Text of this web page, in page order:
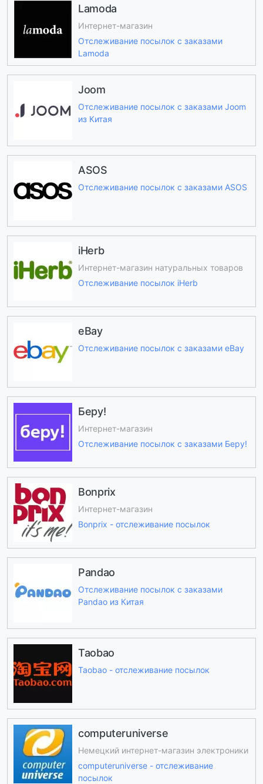
Lamoda
Интернет-магазин
Отслеживание посылок с заказами
Lamoda
Joom
Отслеживание посылок с заказами Joom
из Китая
ASOS
Отслеживание посылок с заказами ASOS
iHerb
Интернет-магазин натуральных товаров
Отслеживание посылок iHerb
eBay
Отслеживание посылок с заказами eBay
Беру!
Интернет-магазин
Отслеживание посылок с заказами Беру!
Bonprix
Интернет-магазин
Bonprix - отслеживание посылок
Pandao
Отслеживание посылок с заказами
Pandao из Китая
Taobao
Taobao - отслеживание посылок
computeruniverse
Немецкий интернет-магазин электроники
computeruniverse - отслеживание
посылок